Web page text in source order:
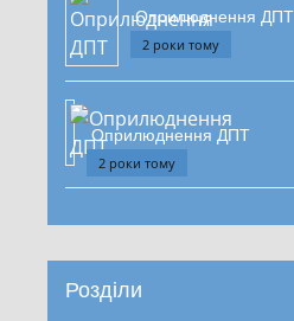
Оприлюднення ДПТ
2 роки тому
Оприлюднення ДПТ
2 роки тому
Розділи